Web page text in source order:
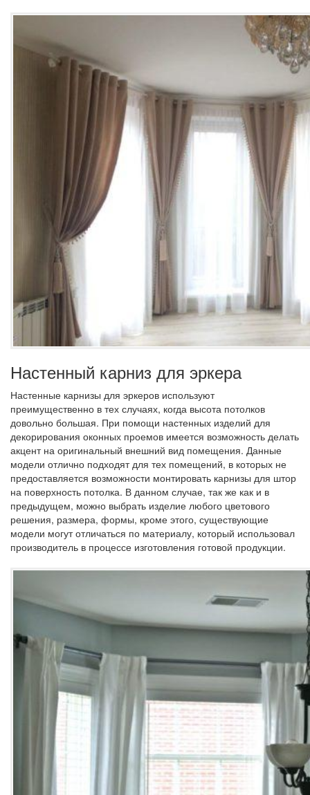
Настенный карниз для эркера
Настенные карнизы для эркеров используют
преимущественно в тех случаях, когда высота потолков
довольно большая. При помощи настенных изделий для
декорирования оконных проемов имеется возможность делать
акцент на оригинальный внешний вид помещения. Данные
модели отлично подходят для тех помещений, в которых не
предоставляется возможности монтировать карнизы для штор
на поверхность потолка. В данном случае, так же как и в
предыдущем, можно выбрать изделие любого цветового
решения, размера, формы, кроме этого, существующие
модели могут отличаться по материалу, который использовал
производитель в процессе изготовления готовой продукции.